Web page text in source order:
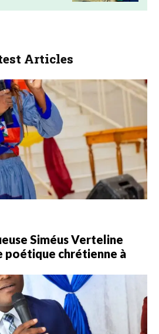
Articles
Siméus Verteline
poétique chrétienne à